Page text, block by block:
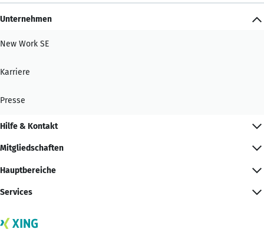
Unternehmen
New Work SE
Karriere
Presse
Hilfe & Kontakt
Mitgliedschaften
Hauptbereiche
Services